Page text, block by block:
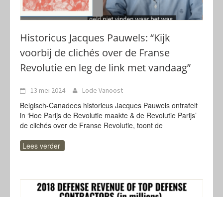
Historicus Jacques Pauwels: “Kijk
voorbij de clichés over de Franse
Revolutie en leg de link met vandaag”
13 mei 2024 Lode Vanoost
Belgisch-Canadees historicus Jacques Pauwels ontrafelt
in ‘Hoe Parijs de Revolutie maakte & de Revolutie Parijs’
de clichés over de Franse Revolutie, toont de
Lees verder